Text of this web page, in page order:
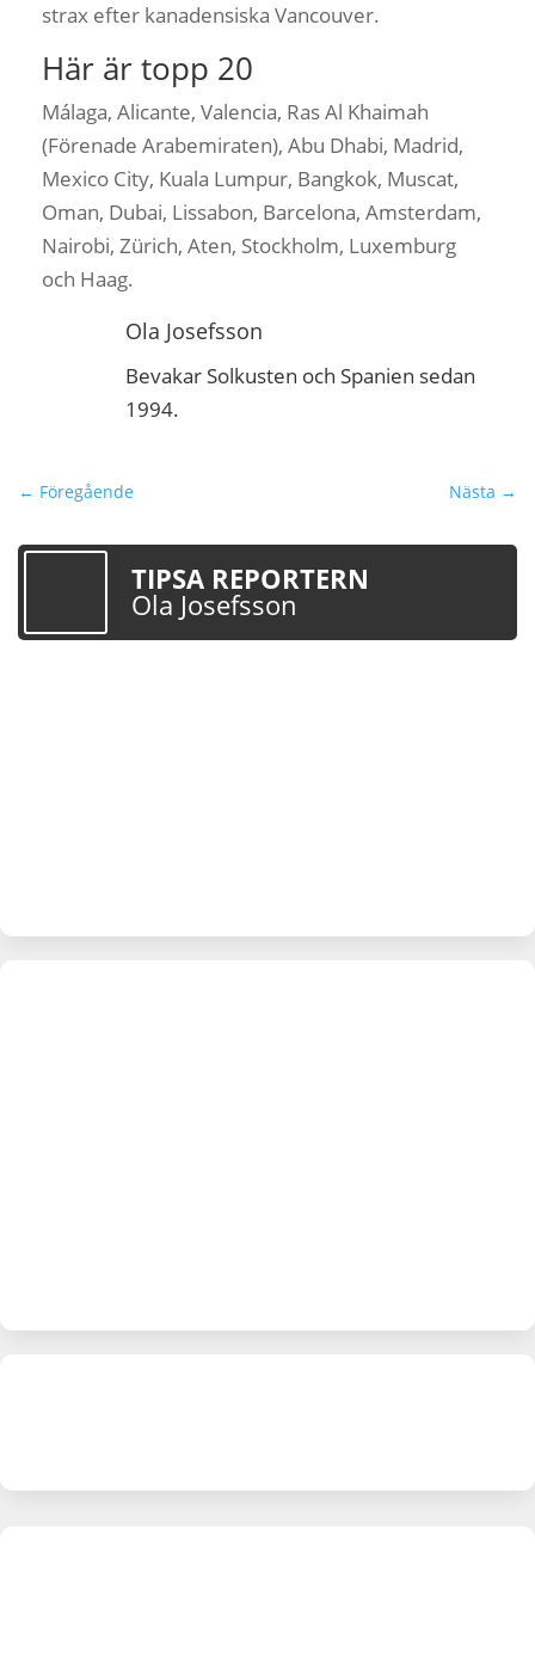
strax efter kanadensiska Vancouver.
Här är topp 20
Málaga, Alicante, Valencia, Ras Al Khaimah
(Förenade Arabemiraten), Abu Dhabi, Madrid,
Mexico City, Kuala Lumpur, Bangkok, Muscat,
Oman, Dubai, Lissabon, Barcelona, ​​​​Amsterdam,
Nairobi, Zürich, Aten, Stockholm, Luxemburg
och Haag.
Ola Josefsson
Bevakar Solkusten och Spanien sedan
1994.
← Föregående Nästa →
TIPSA REPORTERN
Ola Josefsson